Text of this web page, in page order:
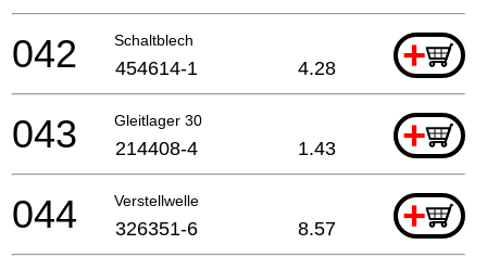
Schaltblech +
042 454614-1 4.28
Gleitlager 30 +
043 214408-4 1.43
Verstellwelle +
044 326351-6 8.57